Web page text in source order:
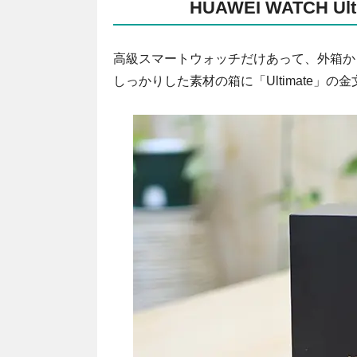
HUAWEI WATCH
高級スマートウォッチだけあって、外箱
しっかりした素材の箱に「Ultimate」の金